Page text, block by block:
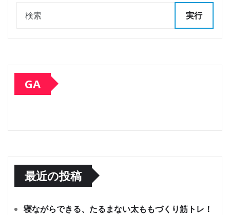
実行
GA
最近の投稿
寝ながらできる、たるまない太ももづくり筋トレ！